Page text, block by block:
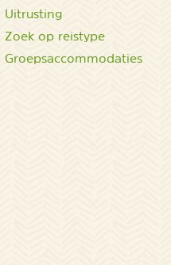
Uitrusting
Zoek op reistype
Groepsaccommodaties